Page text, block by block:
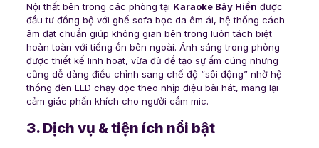
Nội thất bên trong các phòng tại Karaoke Bảy Hiền được
đầu tư đồng bộ với ghế sofa bọc da êm ái, hệ thống cách
âm đạt chuẩn giúp không gian bên trong luôn tách biệt
hoàn toàn với tiếng ồn bên ngoài. Ánh sáng trong phòng
được thiết kế linh hoạt, vừa đủ để tạo sự ấm cúng nhưng
cũng dễ dàng điều chỉnh sang chế độ “sôi động” nhờ hệ
thống đèn LED chạy dọc theo nhịp điệu bài hát, mang lại
cảm giác phấn khích cho người cầm mic.
3. Dịch vụ & tiện ích nổi bật